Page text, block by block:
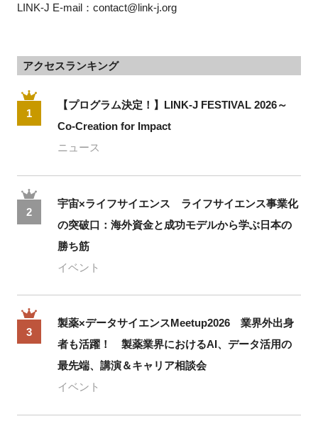
LINK-J E-mail：contact@link-j.org
アクセスランキング
1
【プログラム決定！】LINK-J FESTIVAL 2026～
Co-Creation for Impact
ニュース
2
宇宙×ライフサイエンス ライフサイエンス事業化
の突破口：海外資金と成功モデルから学ぶ日本の
勝ち筋
イベント
3
製薬×データサイエンスMeetup2026 業界外出身
者も活躍！ 製薬業界におけるAI、データ活用の
最先端、講演＆キャリア相談会
イベント